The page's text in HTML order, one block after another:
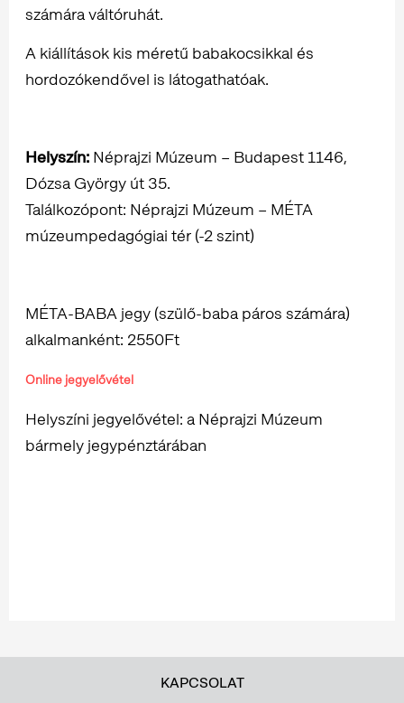
számára váltóruhát.
A kiállítások kis méretű babakocsikkal és
hordozókendővel is látogathatóak.
Helyszín: Néprajzi Múzeum – Budapest 1146,
Dózsa György út 35.
Találkozópont: Néprajzi Múzeum – MÉTA
múzeumpedagógiai tér (-2 szint)
MÉTA-BABA jegy (szülő-baba páros számára)
alkalmanként: 2550Ft
Online jegyelővétel
Helyszíni jegyelővétel: a Néprajzi Múzeum
bármely jegypénztárában
KAPCSOLAT